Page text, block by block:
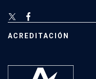
ACREDITACIÓN